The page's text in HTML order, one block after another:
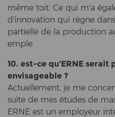
même toit. Ce qui m'a
d'in­no­va­ti­on qui règne
par­ti­el­le de la pro­duc­tion
emp­le.
10. est-​ce qu'ERNE se­rait
en­vi­sa­gea­ble ?
Ac­tu­el­le­ment, je me
suite de mes études de
ERNE est un em­ploy­eur